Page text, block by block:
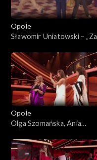
Opole
Sławomir Uniatowski – „Za
KFPP: Koncert „Zróbmy
więc prywatkę”
Opole
Olga Szomańska, Ania
Sławek Uniatowski –
„Chałupy welcome to”. 62.